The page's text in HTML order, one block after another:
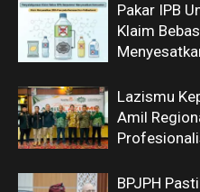
Pakar IPB
Klaim
Lazismu
Amil
BPJPH